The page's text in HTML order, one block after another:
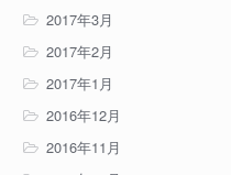
2017年3月
2017年2月
2017年1月
2016年12月
2016年11月